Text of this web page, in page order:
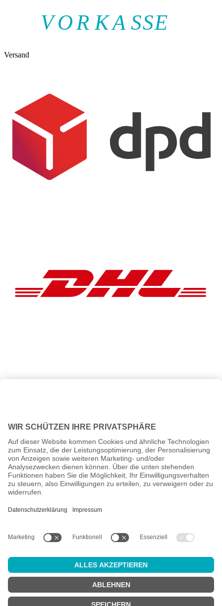
VOR KA SSE
Versand
ggf. Nachnahmegebühren, wenn nicht anders angegeben.
Altersprüfung
Achtung:um diesen Onlineshop zu nutzen, müssen Siemindestens
18 Jahre alt